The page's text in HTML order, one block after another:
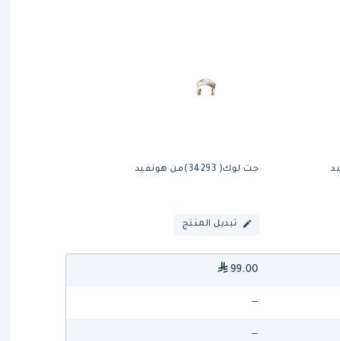
جت لوك( 34293)من هونفيد
تبديل المنتج
99.00
—
—